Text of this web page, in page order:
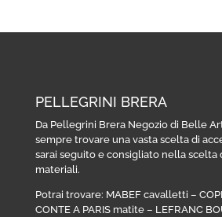
PELLEGRINI BRERA
Da Pellegrini Brera Negozio di Belle
sempre trovare una vasta scelta di
sarai seguito e consigliato nella scelta
materiali.
Potrai trovare: MABEF cavalletti –
CONTE A PARIS matite– LEFRANC